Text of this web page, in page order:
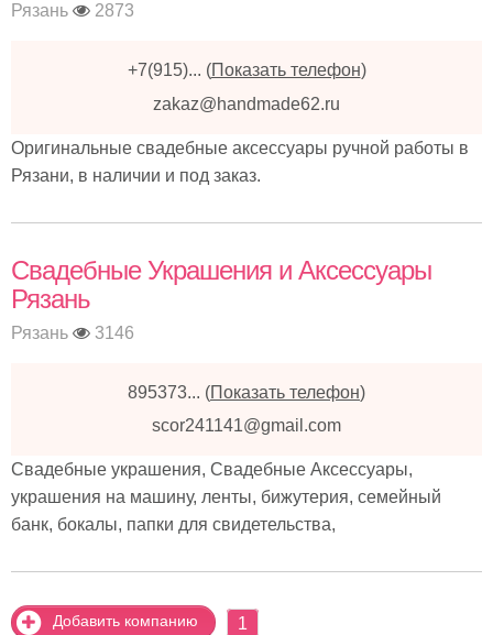
Рязань 2873
+7(915)... (Показать телефон)
zakaz@handmade62.ru
Оригинальные свадебные аксессуары ручной работы в
Рязани, в наличии и под заказ.
Свадебные Украшения и Аксессуары
Рязань
Рязань 3146
895373... (Показать телефон)
scor241141@gmail.com
Свадебные украшения, Свадебные Аксессуары,
украшения на машину, ленты, бижутерия, семейный
банк, бокалы, папки для свидетельства,
Добавить компанию 1